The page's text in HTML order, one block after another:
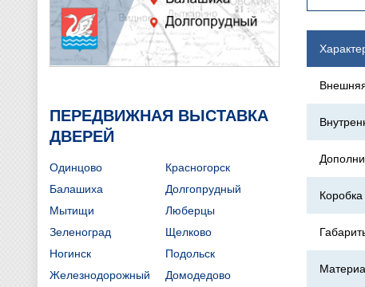
Коробка
ПЕРЕДВИЖНАЯ ВЫСТАВКА
ДВЕРЕЙ
Одинцово
Красногорск
Балашиха
Долгопрудный
Мытищи
Люберцы
Зеленоград
Щелково
Ногинск
Подольск
Железнодорожный
Домодедово